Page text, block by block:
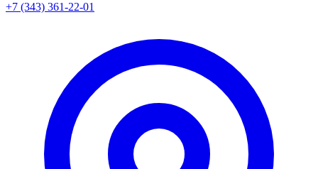
+7 (343) 361-22-01